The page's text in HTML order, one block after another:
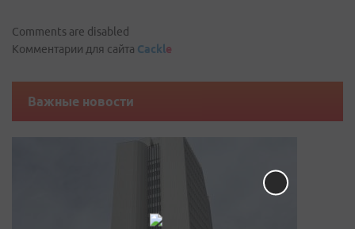
Comments are disabled
Комментарии для сайта Cackle
Важные новости